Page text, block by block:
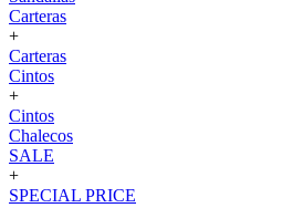
Carteras
+
Carteras
Cintos
+
Cintos
Chalecos
SALE
+
SPECIAL PRICE